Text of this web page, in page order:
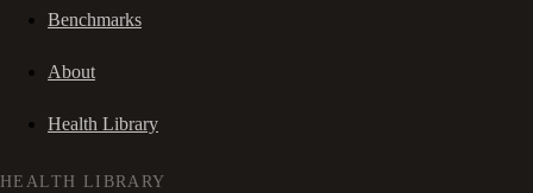
Benchmarks
About
Health Library
HEALTH LIBRARY